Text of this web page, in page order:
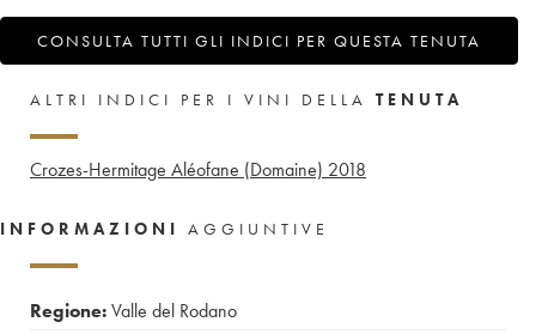
CONSULTA TUTTI GLI INDICI PER QUESTA TENUTA
ALTRI INDICI PER I VINI DELLA TENUTA
Crozes-Hermitage Aléofane (Domaine) 2018
INFORMAZIONI AGGIUNTIVE
Regione:Valle del Rodano